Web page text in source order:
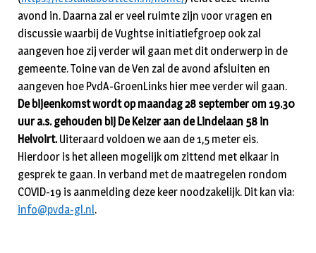
avond in. Daarna zal er veel ruimte zijn voor vragen en
discussie waarbij de Vughtse initiatiefgroep ook zal
aangeven hoe zij verder wil gaan met dit onderwerp in de
gemeente. Toine van de Ven zal de avond afsluiten en
aangeven hoe PvdA-GroenLinks hier mee verder wil gaan.
De bijeenkomst wordt op maandag 28 september om 19.30
uur a.s. gehouden bij De Keizer aan de Lindelaan 58 in
Helvoirt.Uiteraard voldoen we aan de 1,5 meter eis.
Hierdoor is het alleen mogelijk om zittend met elkaar in
gesprek te gaan. In verband met de maatregelen rondom
COVID-19 is aanmelding deze keer noodzakelijk. Dit kan via:
info@pvda-gl.nl.